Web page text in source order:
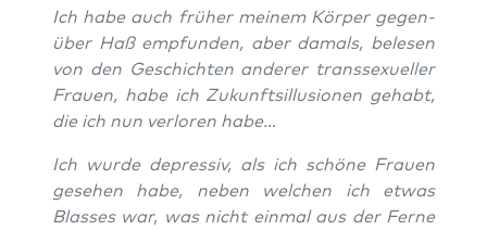
Ich habe auch frü­her mei­nem Kör­per gegen­
über Haß emp­fun­den, aber damals, bele­sen
von den Geschich­ten ande­rer trans­se­xu­el­ler
Frau­en, habe ich Zukunfts­il­lu­sio­nen gehabt,
die ich nun ver­lo­ren habe…
Ich wur­de depres­siv, als ich schö­ne Frau­en
gese­hen habe, neben wel­chen ich etwas
Blas­ses war, was nicht ein­mal aus der Fer­ne